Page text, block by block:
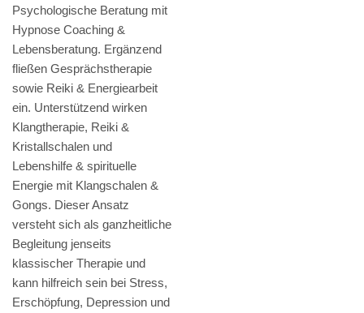
Psychologische Beratung mit
Hypnose Coaching &
Lebensberatung. Ergänzend
fließen Gesprächstherapie
sowie Reiki & Energiearbeit
ein. Unterstützend wirken
Klangtherapie, Reiki &
Kristallschalen und
Lebenshilfe & spirituelle
Energie mit Klangschalen &
Gongs. Dieser Ansatz
versteht sich als ganzheitliche
Begleitung jenseits
klassischer Therapie und
kann hilfreich sein bei Stress,
Erschöpfung, Depression und